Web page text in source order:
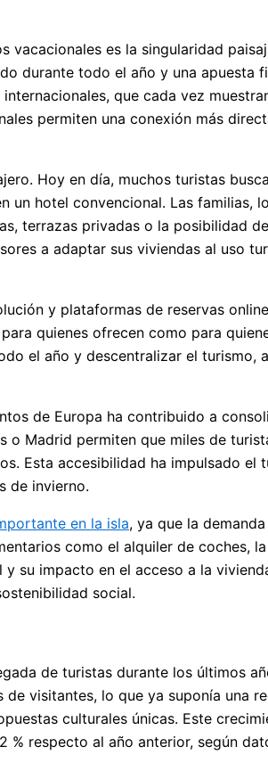
vacacionales es la singularidad
durante todo el año y una
que cada vez
permiten una conexión más
Hoy en día, muchos turistas
un hotel convencional. Las
terrazas privadas o la posibilidad
a adaptar sus viviendas al uso
y plataformas de reservas
quienes ofrecen como para
el año y descentralizar el
de Europa ha contribuido a
Madrid permiten que miles de
Esta accesibilidad ha impulsado
de invierno.
en la isla, ya que la
como el alquiler de coches,
su impacto en el acceso a la
social.
de turistas durante los últimos
visitantes, lo que ya suponía una
culturales únicas. Este
respecto al año anterior, según